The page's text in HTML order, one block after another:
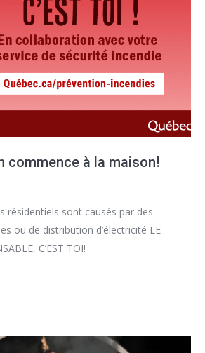
commence à la maison!
résidentiels sont causés par des
ou de distribution d’électricité LE
C’EST TOI!